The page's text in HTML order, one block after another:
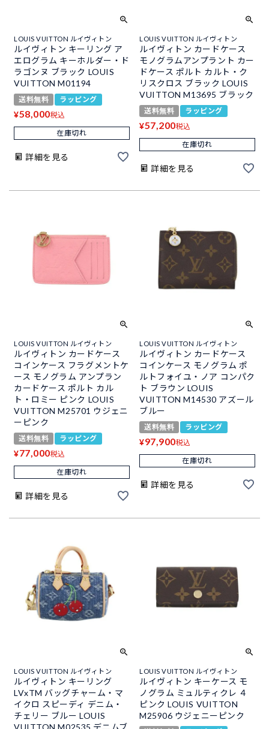
LOUIS VUITTON ルイヴィトン
ルイヴィトン キーリング ア
エログラム キーホルダー・ド
ラゴンヌ ブラック LOUIS
VUITTON M01194
送料無料 ラッピング
¥58,000税込
在庫切れ
詳細を見る
LOUIS VUITTON ルイヴィトン
ルイヴィトン カードケース
モノグラムアンプラント カー
ドケース ポルト カルト・ク
リスクロス ブラック LOUIS
VUITTON M13695 ブラック
送料無料 ラッピング
¥57,200税込
在庫切れ
詳細を見る
LOUIS VUITTON ルイヴィトン
ルイヴィトン カードケース
コインケース フラグメントケ
ース モノグラム アンプラン
カードケース ポルト カル
ト・ロミー ピンク LOUIS
VUITTON M25701 ウジェニ
ーピンク
送料無料 ラッピング
¥77,000税込
在庫切れ
詳細を見る
LOUIS VUITTON ルイヴィトン
ルイヴィトン カードケース
コインケース モノグラム ポ
ルトフォイユ・ノア コンパク
ト ブラウン LOUIS
VUITTON M14530 アズール
ブルー
送料無料 ラッピング
¥97,900税込
在庫切れ
詳細を見る
LOUIS VUITTON ルイヴィトン
ルイヴィトン キーリング
LVxTM バッグチャーム・マ
イクロ スピーディ デニム・
チェリー ブルー LOUIS
VUITTON M02535 デニムブ
LOUIS VUITTON ルイヴィトン
ルイヴィトン キーケース モ
ノグラム ミュルティクレ ４
ピンク LOUIS VUITTON
M25906 ウジェニーピンク